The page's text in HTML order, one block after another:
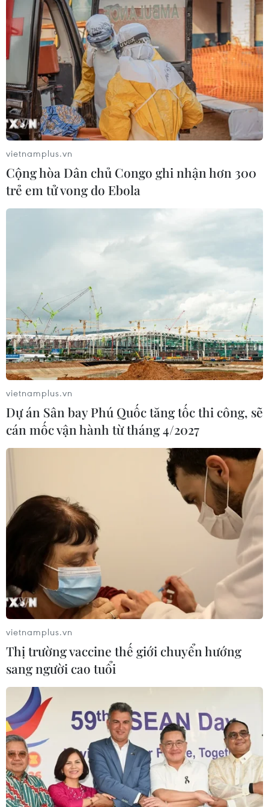
TIN CÙNG CHUYÊN MỤC
Thượng viện Mỹ thông qua luật ngân
sách tránh nguy cơ chính phủ đóng
cửa
08/08/2026 13:31
vietnamplus.vn
Cộng hòa Dân chủ Congo ghi nhận hơn 300
trẻ em tử vong do Ebola
vietnamplus.vn
Dự án Sân bay Phú Quốc tăng tốc thi công, sẽ
cán mốc vận hành từ tháng 4/2027
vietnamplus.vn
Thị trường vaccine thế giới chuyển hướng
sang người cao tuổi